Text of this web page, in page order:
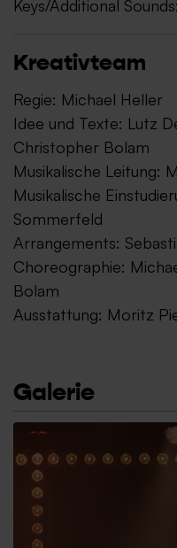
Keys/Additional
Kreativteam
Regie: Michael Heller
Idee und Texte: Lutz
Christopher Bolam
Musikalische Leitung:
Musikalische
Sommerfeld
Arrangements:
Choreographie:
Bolam
Ausstattung: Moritz
Galerie